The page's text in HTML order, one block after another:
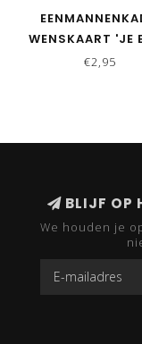
WENSKAART 'JE
ECHT DE LEUKSTE
€2,95
BLIJF OP
We houden je